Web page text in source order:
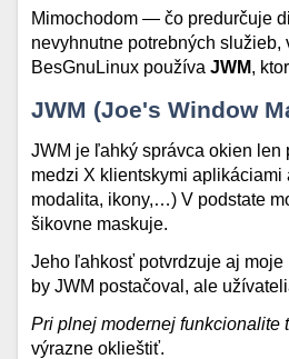
Mimochodom — čo predurčuje
nevyhnutne potrebných
BesGnuLinux používa JWM,
JWM (Joe's Window
JWM je ľahký správca okien len
medzi X klientskymi aplikáciami
modalita, ikony,…) V podstate
šikovne maskuje.
Jeho ľahkosť potvrdzuje aj moje
by JWM postačoval, ale
Pri plnej modernej funkcionalite
výrazne oklieštiť.